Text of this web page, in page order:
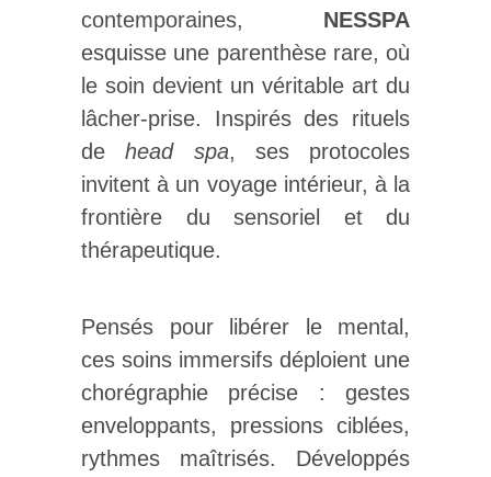
contemporaines, NESSPA
esquisse une parenthèse rare, où
le soin devient un véritable art du
lâcher-prise. Inspirés des rituels
dehead spa, ses protocoles
invitent à un voyage intérieur, à la
frontière du sensoriel et du
thérapeutique.
Pensés pour libérer le mental,
ces soins immersifs déploient une
chorégraphie précise : gestes
enveloppants, pressions ciblées,
rythmes maîtrisés. Développés